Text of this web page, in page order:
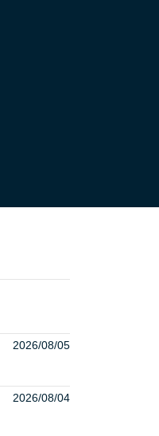
2026/08/05
2026/08/04